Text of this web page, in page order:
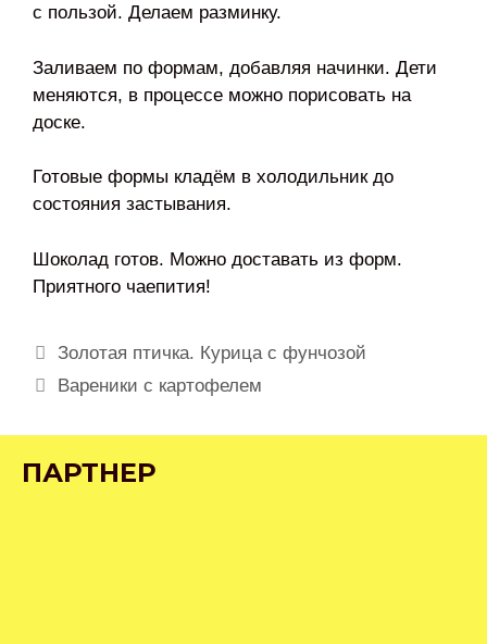
с пользой. Делаем разминку.
Заливаем по формам, добавляя начинки. Дети
меняются, в процессе можно порисовать на
доске.
Готовые формы кладём в холодильник до
состояния застывания.
Шоколад готов. Можно доставать из форм.
Приятного чаепития!
Навигация
записи
Золотая птичка. Курица с фунчозой
Вареники с картофелем
ПАРТНЕР